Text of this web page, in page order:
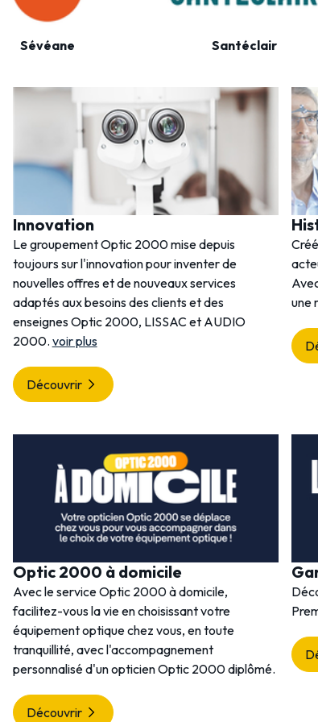
Sévéane Santéclair
Innovation
Le groupement Optic 2000 mise depuis
toujours sur l'innovation pour inventer de
nouvelles offres et de nouveaux services
adaptés aux besoins des clients et des
enseignes Optic 2000, LISSAC et AUDIO
2000. voir plus
Découvrir
une
Optic 2000 à domicile
Avec le service Optic 2000 à domicile,
facilitez-vous la vie en choisissant votre
équipement optique chez vous, en toute
tranquillité, avec l'accompagnement
personnalisé d'un opticien Optic 2000 diplômé.
Découvrir